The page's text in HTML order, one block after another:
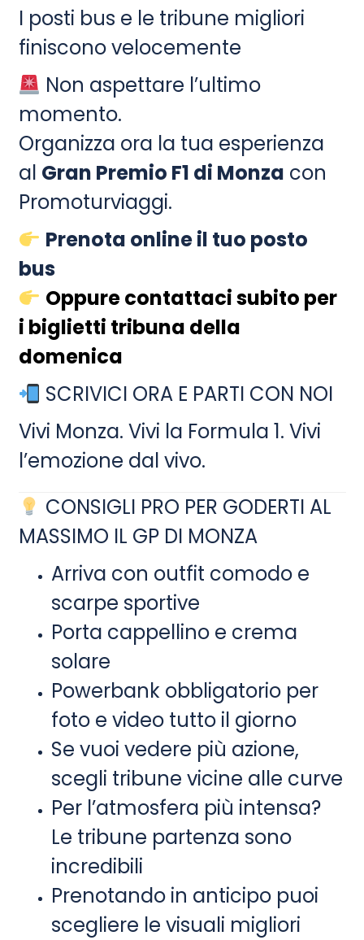
I posti bus e le tribune migliori
finiscono velocemente
Non aspettare l’ultimo
momento.
Organizza ora la tua esperienza
al Gran Premio F1 di Monza con
Promoturviaggi.
Prenota online il tuo posto
bus
Oppure contattaci subito per
i biglietti tribuna della
domenica
SCRIVICI ORA E PARTI CON NOI
Vivi Monza. Vivi la Formula 1. Vivi
l’emozione dal vivo.
CONSIGLI PRO PER GODERTI AL
MASSIMO IL GP DI MONZA
Arriva con outfit comodo e
scarpe sportive
Porta cappellino e crema
solare
Powerbank obbligatorio per
foto e video tutto il giorno
Se vuoi vedere più azione,
scegli tribune vicine alle curve
Per l’atmosfera più intensa?
Le tribune partenza sono
incredibili
Prenotando in anticipo puoi
scegliere le visuali migliori